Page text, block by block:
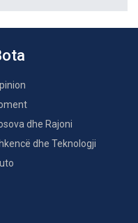
dhe Rajoni
dhe Teknologji